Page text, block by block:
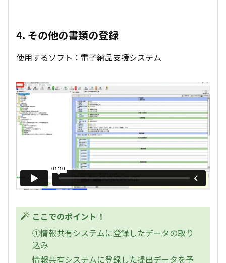
4. その他の書類の登録
使用するソフト：電子納品支援システム
ここでのポイント！
①情報共有システムに登録したデータの取り
込み
情報共有システムに登録した提出データを予